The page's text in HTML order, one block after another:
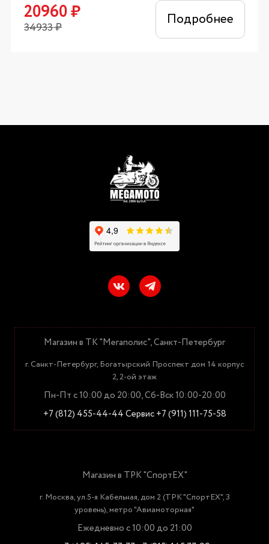
20960₽
34933₽ Подробнее
Магазин в ТК "Мегаполис", Санкт-Петербург
г. Санкт-Петербург, Богатырский Проспект дом 14 корпус
2, 2-ой этаж
Пн-Пт с 10:00 до 20:00, Сб-Вск 10:00-20:00
+7 (812) 455-44-44Сервис +7 (911) 111-75-58
Магазин в ТРК "СпортЕХ"
г. Москва, ул.5-я Кабельная, дом 2 (ТРК "СпортЕХ", 3
уровень), метро "Авиамоторная"
Ежедневно с 10:00 до 21:00